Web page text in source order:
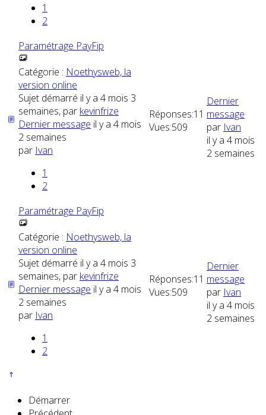
1
2
Paramétrage PayFip
Catégorie : Noethysweb, la
version online
Sujet démarré il y a 4 mois 3
semaines, par kevinfrize
Dernier message il y a 4 mois
2 semaines
par Ivan
1
2
Réponses:11
Vues:509
Dernier
message
par Ivan
il y a 4 mois
2 semaines
Paramétrage PayFip
Catégorie : Noethysweb, la
version online
Sujet démarré il y a 4 mois 3
semaines, par kevinfrize
Dernier message il y a 4 mois
2 semaines
par Ivan
1
2
Réponses:11
Vues:509
Dernier
message
par Ivan
il y a 4 mois
2 semaines
Démarrer